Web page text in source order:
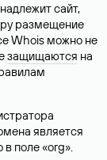
сайт,
размещение
Whois можно не
защищаются на
является
поле «org».